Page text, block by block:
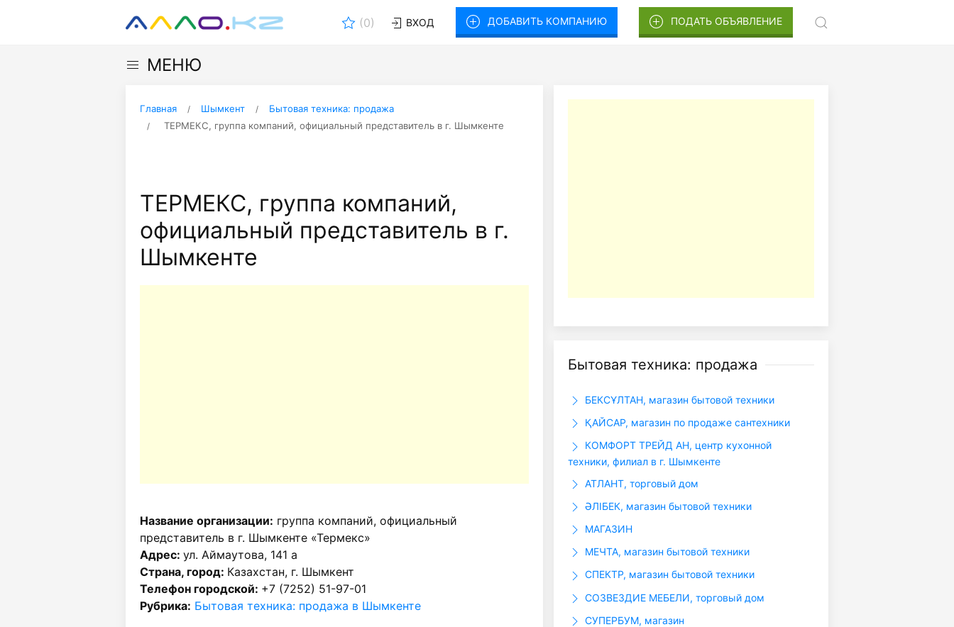
(0) ВХОД ДОБАВИТЬ КОМПАНИЮ ПОДАТЬ ОБЪЯВЛЕНИЕ
МЕНЮ
Главная Шымкент
Бытовая техника: продажа
ТЕРМЕКС, группа компаний, официальный представитель в г. Шымкенте
ТЕРМЕКС, группа компаний,
официальный представитель в г.
Шымкенте
Название организации: группа компаний, официальный
представитель в г. Шымкенте «Термекс»
Адрес: ул. Аймаутова, 141 а
Страна, город: Казахстан, г. Шымкент
Телефон городской: +7 (7252) 51-97-01
Рубрика: Бытовая техника: продажа в Шымкенте
Бытовая техника: продажа
БЕКСҰЛТАН, магазин бытовой техники
ҚАЙСАР, магазин по продаже сантехники
КОМФОРТ ТРЕЙД АН, центр кухонной
техники, филиал в г. Шымкенте
АТЛАНТ, торговый дом
ӘЛІБЕК, магазин бытовой техники
МАГАЗИН
МЕЧТА, магазин бытовой техники
СПЕКТР, магазин бытовой техники
СОЗВЕЗДИЕ МЕБЕЛИ, торговый дом
СУПЕРБУМ, магазин